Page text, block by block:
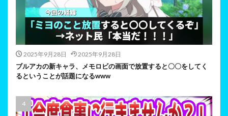
2025年9月28日 2025年9月28日
ブルアカの新キャラ、メモロビの画面で放置すると〇〇をしてく
るということが話題になるwww